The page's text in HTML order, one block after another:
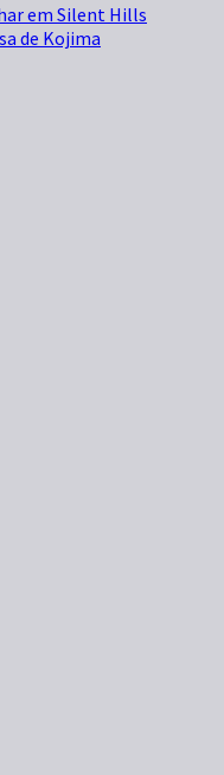
em Silent Hills
de Kojima